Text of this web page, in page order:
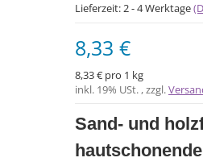
Lieferzeit:2 - 4 Werktage
8,33 €
8,33 € pro 1 kg
inkl. 19% USt. , zzgl.
Sand- und